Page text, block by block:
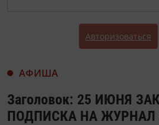
Авторизоваться
АФИША
Заголовок: 25 ИЮНЯ
ПОДПИСКА НА ЖУРНАЛ